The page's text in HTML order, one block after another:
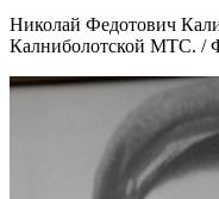
Николай Федотович
Калниболотской МТС. /